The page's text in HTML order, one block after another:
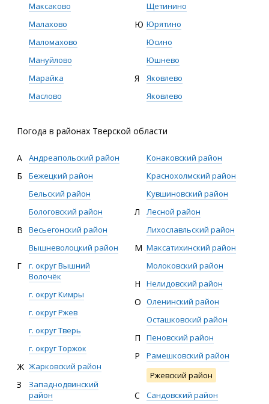
Максаково
Малахово
Маломахово
Мануйлово
Марайка
Маслово
Щетинино
Ю Юрятино
Юсино
Юшнево
Я
Яковлево
Яковлево
Погода в районах Тверской области
А Андреапольский район
Б
Бежецкий район
Бельский район
Бологовский район
В
Весьегонский район
Вышневолоцкий район
Г
г. округ Вышний
Волочёк
г. округ Кимры
г. округ Ржев
г. округ Тверь
г. округ Торжок
Ж Жарковский район
З
Западнодвинский
район
Конаковский район
Краснохолмский район
Кувшиновский район
Л
Лесной район
Лихославльский район
М Максатихинский район
Молоковский район
Н Нелидовский район
О Оленинский район
Осташковский район
П Пеновский район
Р
Рамешковский район
Ржевский район
С Сандовский район